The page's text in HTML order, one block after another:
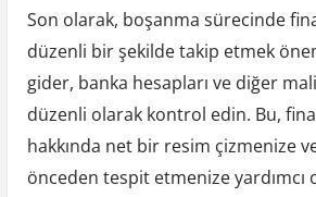
Son olarak, boşanma sürecinde
düzenli bir şekilde takip etmek
gider, banka hesapları ve diğer
düzenli olarak kontrol edin. Bu,
hakkında net bir resim çizmenize
önceden tespit etmenize yardımcı